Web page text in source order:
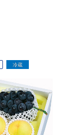
冷蔵